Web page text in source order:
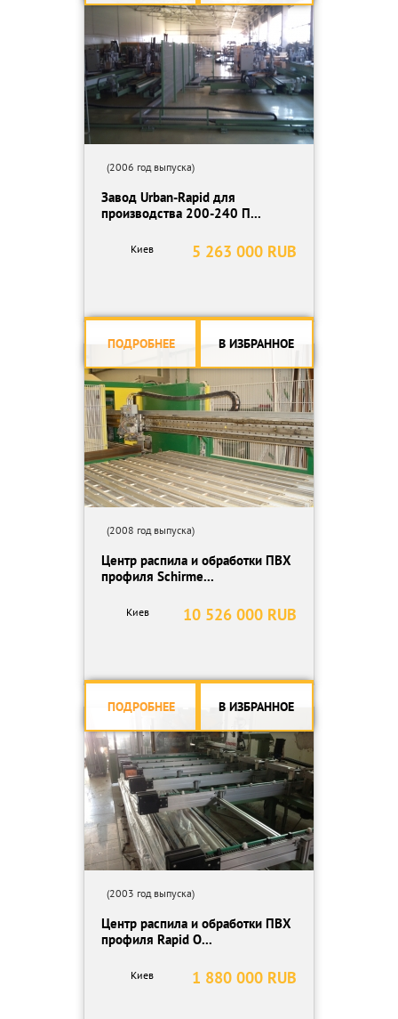
(2006 год выпуска)
Завод Urban-Rapid для
производства 200-240 П...
5 263 000 RUB
Киев
ПОДРОБНЕЕ В ИЗБРАННОЕ
(2008 год выпуска)
Центр распила и обработки ПВХ
профиля Schirme...
10 526 000 RUB
Киев
ПОДРОБНЕЕ В ИЗБРАННОЕ
(2003 год выпуска)
Центр распила и обработки ПВХ
профиля Rapid O...
1 880 000 RUB
Киев